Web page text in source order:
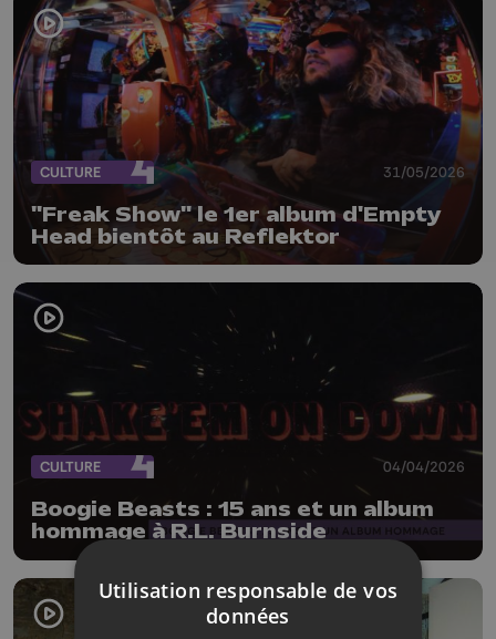
CULTURE 31/05/2026
"Freak Show" le 1er album d'Empty
Head bientôt au Reflektor
CULTURE 04/04/2026
Boogie Beasts : 15 ans et un album
hommage à R.L. Burnside
Utilisation responsable de vos
données